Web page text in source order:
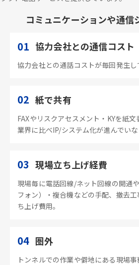
コミュニケーションや通信
01 協力会社との通信コスト
協力会社との通話コストが毎回発生し
02 紙で共有
FAXやリスクアセスメント・KYを紙
業界に比べIP/システム化が進んでいな
03 現場立ち上げ経費
現場毎に電話回線/ネット回線の開通
フォン）・複合機などの手配、撤去
ち上げ費用。
04 圏外
トンネルでの作業や僻地にある現場